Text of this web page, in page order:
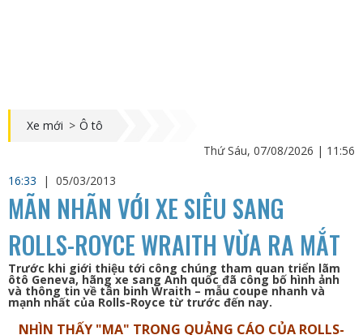
Xe mới > Ô tô
Thứ Sáu, 07/08/2026 | 11:56
16:33
| 05/03/2013
MÃN NHÃN VỚI XE SIÊU SANG
ROLLS-ROYCE WRAITH VỪA RA MẮT
Trước khi giới thiệu tới công chúng tham quan triển lãm
ôtô Geneva, hãng xe sang Anh quốc đã công bố hình ảnh
và thông tin về tân binh Wraith – mẫu coupe nhanh và
mạnh nhất của Rolls-Royce từ trước đến nay.
NHÌN THẤY "MA" TRONG QUẢNG CÁO CỦA ROLLS-